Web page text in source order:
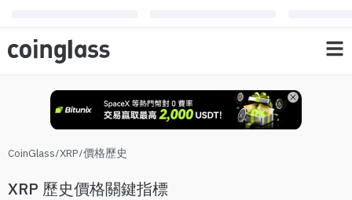
CoinGlass/XRP/價格歷史
XRP 歷史價格關鍵指標